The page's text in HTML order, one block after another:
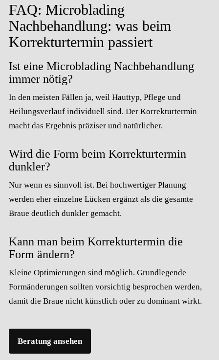
FAQ: Microblading
Nachbehandlung: was beim
Korrekturtermin passiert
Ist eine Microblading Nachbehandlung
immer nötig?
In den meisten Fällen ja, weil Hauttyp, Pflege und
Heilungsverlauf individuell sind. Der Korrekturtermin
macht das Ergebnis präziser und natürlicher.
Wird die Form beim Korrekturtermin
dunkler?
Nur wenn es sinnvoll ist. Bei hochwertiger Planung
werden eher einzelne Lücken ergänzt als die gesamte
Braue deutlich dunkler gemacht.
Kann man beim Korrekturtermin die
Form ändern?
Kleine Optimierungen sind möglich. Grundlegende
Formänderungen sollten vorsichtig besprochen werden,
damit die Braue nicht künstlich oder zu dominant wirkt.
Beratung ansehen